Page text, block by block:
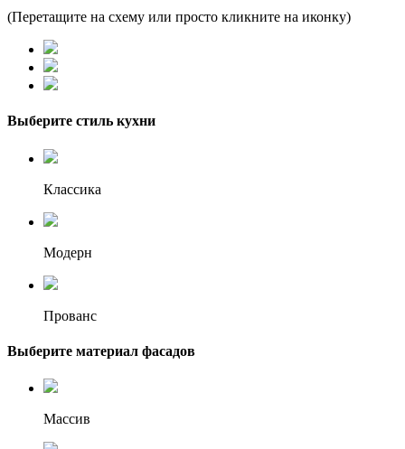
(Перетащите на схему или просто кликните на иконку)
Выберите стиль кухни
Классика
Модерн
Прованс
Выберите материал фасадов
Массив